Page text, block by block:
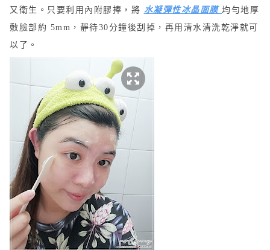
又衛生。只要利用 內附膠捧 ，將 水凝彈性冰晶面膜 均勻地厚
敷臉部約 5mm， 靜待30分鐘後刮掉，再用清水清洗乾淨就可
以了。